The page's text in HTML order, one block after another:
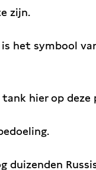
zijn.
is het symbool
tank hier op
duizenden